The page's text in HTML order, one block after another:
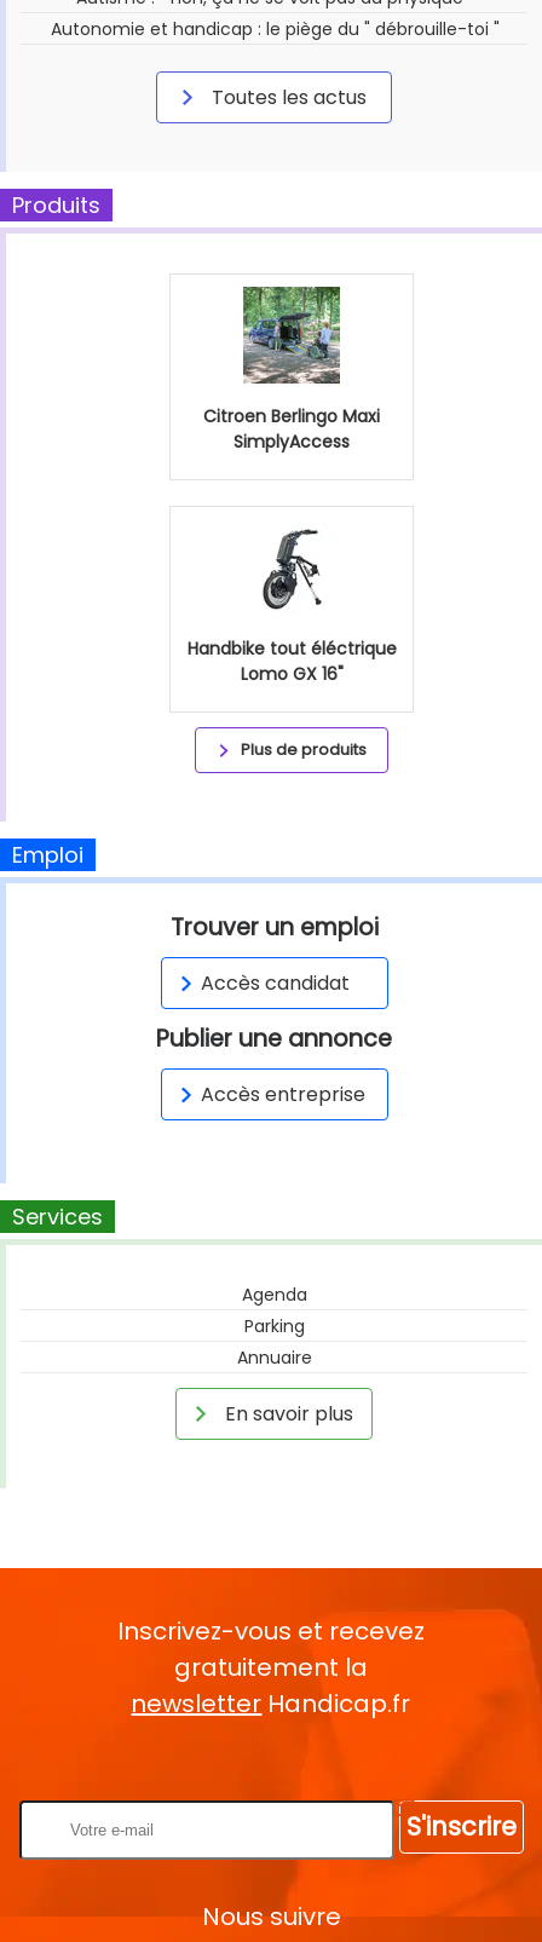
Autonomie et handicap : le piège du " débrouille-toi "
Toutes les actus
Produits
Citroen Berlingo Maxi
SimplyAccess
Handbike tout éléctrique
Lomo GX 16"
Plus de produits
Emploi
Trouver un emploi
Accès candidat
Publier une annonce
Accès entreprise
Services
Agenda
Parking
Annuaire
En savoir plus
Inscrivez-vous et recevez
gratuitement la
newsletter Handicap.fr
S'inscrire
Nous suivre